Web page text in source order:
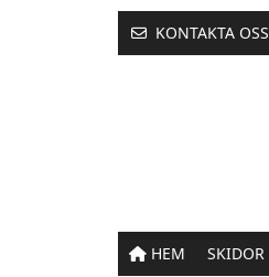
KONTAKTA OSS
HEM SKIDOR